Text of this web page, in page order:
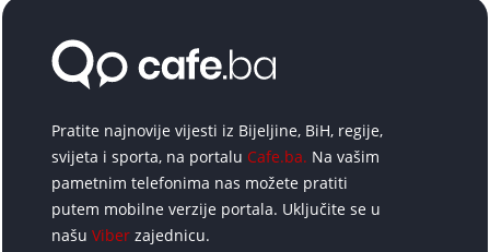
Pratite najnovije vijesti iz Bijeljine, BiH, regije,
svijeta i sporta, na portalu Cafe.ba. Na vašim
pametnim telefonima nas možete pratiti
putem mobilne verzije portala. Uključite se u
našu Viberzajednicu.